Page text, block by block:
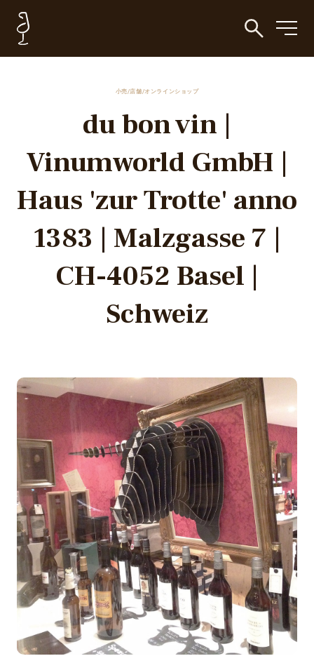
小売/店舗/オンラインショップ
du bon vin |
Vinumworld GmbH |
Haus 'zur Trotte' anno
1383 | Malzgasse 7 |
CH-4052 Basel |
Schweiz